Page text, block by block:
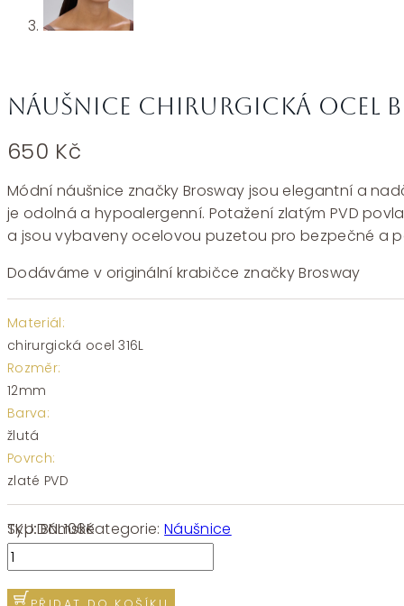
Náušnice chirurgická ocel
650 Kč
Módní náušnice značky Brosway jsou elegantní a
je odolná a hypoalergenní. Potažení zlatým PVD
a jsou vybaveny ocelovou puzetou pro bezpečné a
Dodáváme v originální krabičce značky Brosway
Materiál:
chirurgická ocel 316L
Rozměr:
12mm
Barva:
žlutá
Povrch:
zlaté PVD
SKU:BNL106Kategorie:Náušnice
Typ:Dámské
Náušnice
chirurgická
ocel